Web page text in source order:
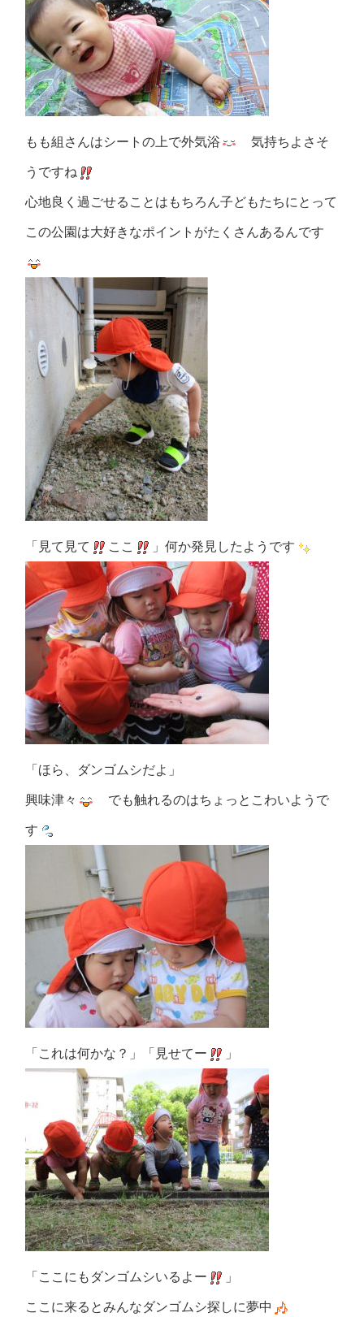
もも組さんはシートの上で外気浴 気持ちよさそ
うですね
心地良く過ごせることはもちろん子どもたちにとって
この公園は大好きなポイントがたくさんあるんです
「見て見て ここ 」何か発見したようです
「ほら、ダンゴムシだよ」
興味津々 でも触れるのはちょっとこわいようで
す
「これは何かな？」「見せてー 」
「ここにもダンゴムシいるよー 」
ここに来るとみんなダンゴムシ探しに夢中